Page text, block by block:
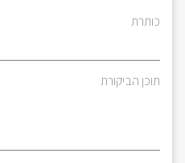
כותרת
תוכן הביקורת